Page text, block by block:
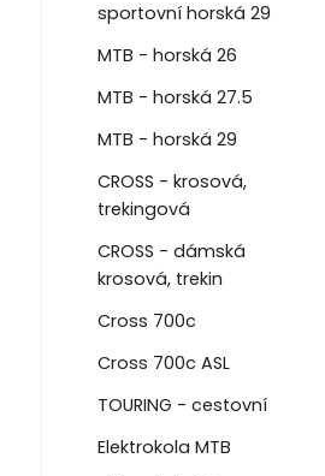
sportovní horská 29
MTB - horská 26
MTB - horská 27.5
MTB - horská 29
CROSS - krosová,
trekingová
CROSS - dámská
krosová, trekin
Cross 700c
Cross 700c ASL
TOURING - cestovní
Elektrokola MTB